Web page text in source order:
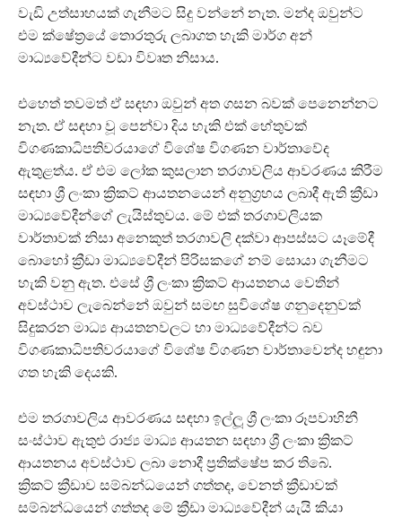
වැඩි උත්සාහයක් ගැනීමට සිදු වන්නේ නැත. මන්ද ඔවුන්ට
එම ක්ෂේත්‍රයේ තොරතුරු ලබාගත හැකි මාර්ග අන්
මාධ්‍යවේදීන්ට වඩා විවෘත නිසාය.
එහෙත් තවමත් ඒ සඳහා ඔවුන් අත ගසන බවක් පෙනෙන්නට
නැත. ඒ සඳහා වූ පෙන්වා දිය හැකි එක් හේතුවක්
විගණකාධිපතිවරයාගේ විශේෂ විගණන වාර්තාවේද
ඇතුළත්ය. ඒ එම ලෝක කුසලාන තරගාවලිය ආවරණය කිරීම
සඳහා ශ්‍රී ලංකා ක්‍රිකට් ආයතනයෙන් අනුග්‍රහය ලබාදී ඇති ක්‍රීඩා
මාධ්‍යවේදීන්ගේ ලැයිස්තුවය. මේ එක් තරගාවලියක
වාර්තාවක් නිසා අනෙකුත් තරගාවලි දක්වා ආපස්සට යෑමේදී
බොහෝ ක්‍රීඩා මාධ්‍යවේදීන් පිරිසකගේ නම් සොයා ගැනීමට
හැකි වනු ඇත. එසේ ශ්‍රී ලංකා ක්‍රිකට් ආයතනය වෙතින්
අවස්ථාව ලැබෙන්නේ ඔවුන් සමඟ සුවිශේෂ ගනුදෙනුවක්
සිදුකරන මාධ්‍ය ආයතනවලට හා මාධ්‍යවේදීන්ට බව
විගණකාධිපතිවරයාගේ විශේෂ විගණන වාර්තාවෙන්ද හඳුනා
ගත හැකි දෙයකි.
එම තරගාවලිය ආවරණය සඳහා ඉල්ලූ ශ්‍රී ලංකා රූපවාහිනී
සංස්ථාව ඇතුළු රාජ්‍ය මාධ්‍ය ආයතන සඳහා ශ්‍රී ලංකා ක්‍රිකට්
ආයතනය අවස්ථාව ලබා නොදී ප්‍රතික්ෂේප කර තිබේ.
ක්‍රිකට් ක්‍රීඩාව සම්බන්ධයෙන් ගත්තද, වෙනත් ක්‍රීඩාවක්
සම්බන්ධයෙන් ගත්තද මේ ක්‍රීඩා මාධ්‍යවේදීන් යැයි කියා